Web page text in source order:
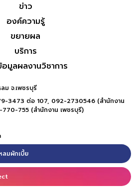
ข่าว
องค์ความรู้
ขยายผล
บริการ
อมูลผลงานวิชาการ
ม จ.เพชรบุรี
3473 ต่อ 107, 092-2730546 (สำนักงาน
755 (สำนักงาน เพชรบุรี)
ลมผักเบี้ย